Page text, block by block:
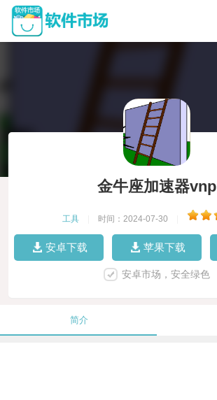
金牛座加速器vnp
工具 时间：2024-07-30
安卓下载 苹果下载
安卓市场，安全绿色
简介